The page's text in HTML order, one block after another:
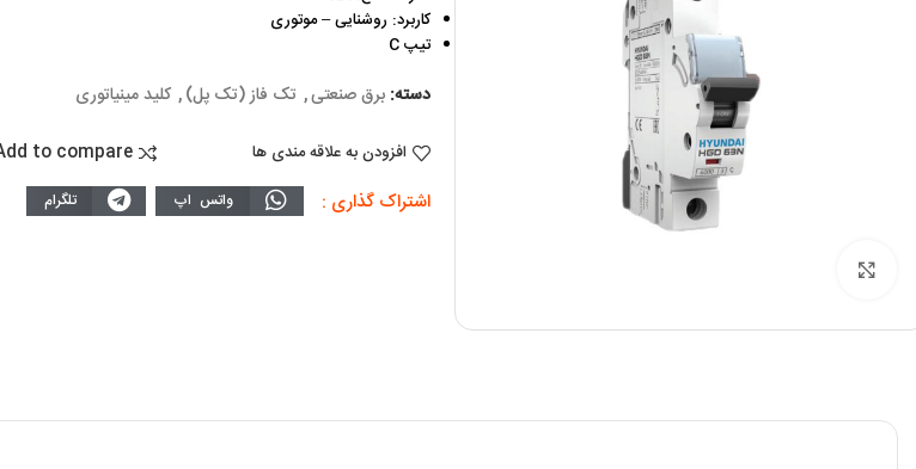
کاربرد: روشنایی – موتوری
تیپ C
دسته: برق صنعتی, تک فاز (تک پل), کلید مینیاتوری
افزودن به علاقه مندی ها to compare
اشتراک گذاری : واتس اپ تلگرام